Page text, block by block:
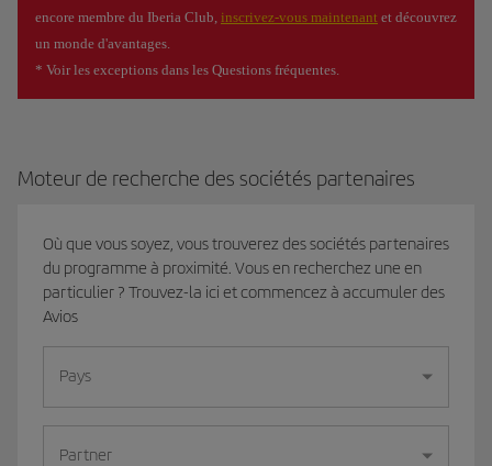
encore membre du Iberia Club, inscrivez-vous maintenant et découvrez
un monde d'avantages.
* Voir les exceptions dans les Questions fréquentes.
Moteur de recherche des sociétés partenaires
Où que vous soyez, vous trouverez des sociétés partenaires
du programme à proximité. Vous en recherchez une en
particulier ? Trouvez-la ici et commencez à accumuler des
Avios
Pays
Partner